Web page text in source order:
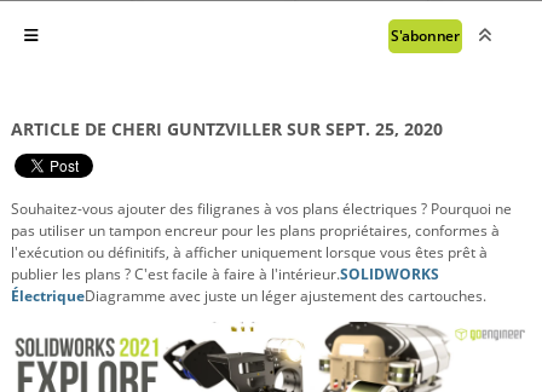
S'abonner
ARTICLE DE CHERI GUNTZVILLER SUR SEPT. 25, 2020
Souhaitez-vous ajouter des filigranes à vos plans électriques ? Pourquoi ne
pas utiliser un tampon encreur pour les plans propriétaires, conformes à
l'exécution ou définitifs, à afficher uniquement lorsque vous êtes prêt à
publier les plans ? C'est facile à faire à l'intérieur.SOLIDWORKS
ÉlectriqueDiagramme avec juste un léger ajustement des cartouches.